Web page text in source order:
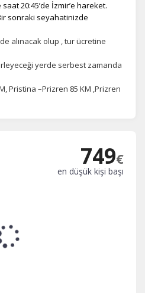
saat 20:45’de İzmir’e hareket.
sonraki seyahatinizde
alınacak olup , tur ücretine
yerde serbest zamanda
Pristina –Prizren 85 KM ,Prizren
749€
en düşük kişi başı